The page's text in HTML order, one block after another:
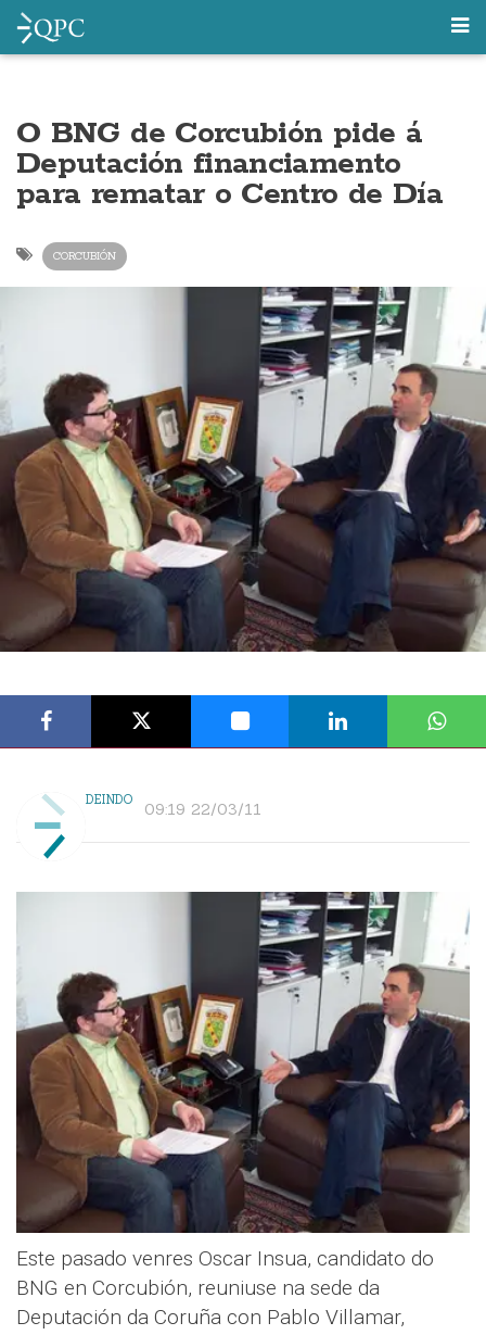
O BNG de Corcubión pide á
Deputación financiamento
para rematar o Centro de Día
CORCUBIÓN
DEINDO 09:19 22/03/11
Este pasado venres Oscar Insua, candidato do
BNG en Corcubión, reuniuse na sede da
Deputación da Coruña con Pablo Villamar,